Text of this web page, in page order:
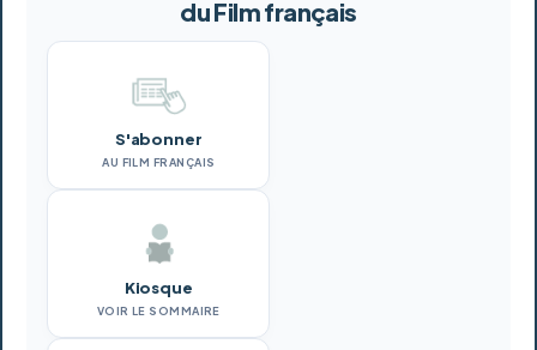
du Film français
S'abonner
AU FILM FRANÇAIS
Kiosque
VOIR LE SOMMAIRE